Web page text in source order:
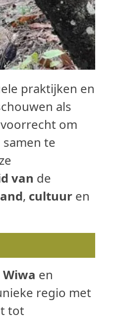
praktijken en
als
om
te
van de
, cultuur en
Wiwa en
regio met
tot